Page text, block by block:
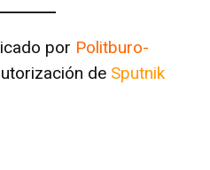
por Politburo-
de Sputnik